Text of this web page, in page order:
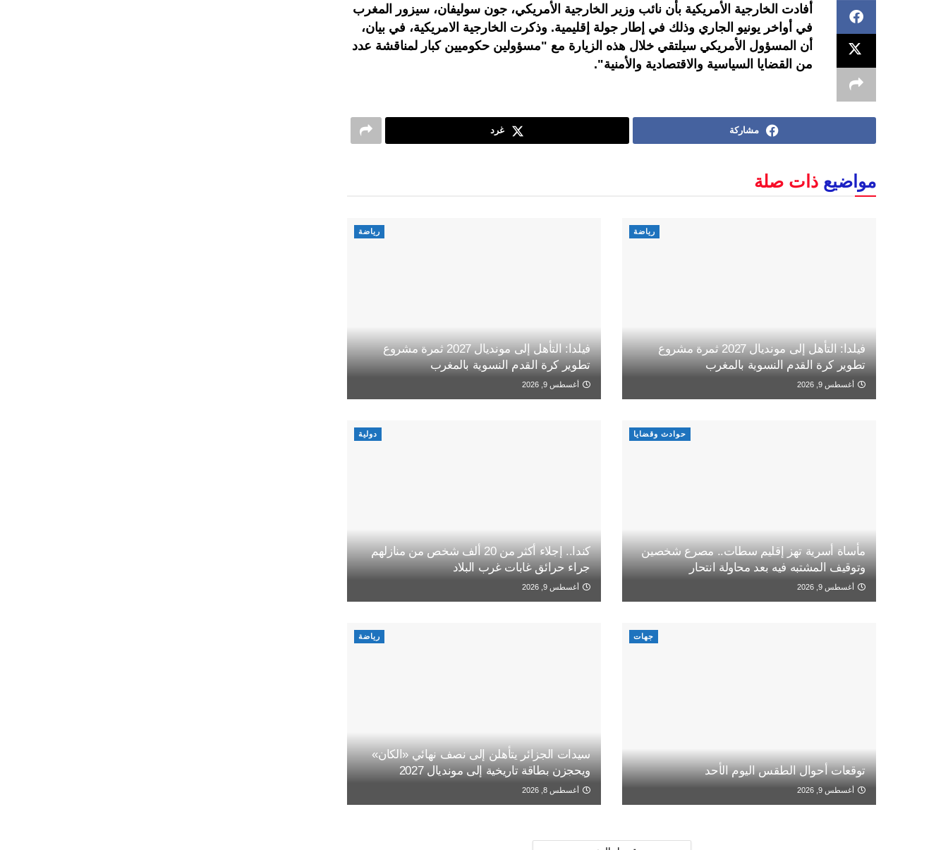
أفادت الخارجية الأمريكية بأن نائب وزير الخارجية الأمريكي، جون سوليفان، سيزور المغرب
في أواخر يونيو الجاري وذلك في إطار جولة إقليمية. وذكرت الخارجية الامريكية، في بيان،
أن المسؤول الأمريكي سيلتقي خلال هذه الزيارة مع "مسؤولين حكوميين كبار لمناقشة عدد
من القضايا السياسية والاقتصادية والأمنية".
مشاركة غرد
مواضيع ذات صلة
رياضة
فيلدا: التأهل إلى مونديال 2027 ثمرة مشروع
تطوير كرة القدم النسوية بالمغرب
أغسطس 9, 2026
رياضة
فيلدا: التأهل إلى مونديال 2027 ثمرة مشروع
تطوير كرة القدم النسوية بالمغرب
أغسطس 9, 2026
حوادث وقضايا
مأساة أسرية تهز إقليم سطات.. مصرع شخصين
وتوقيف المشتبه فيه بعد محاولة انتحار
أغسطس 9, 2026
دولية
كندا.. إجلاء أكثر من 20 ألف شخص من منازلهم
جراء حرائق غابات غرب البلاد
أغسطس 9, 2026
جهات
توقعات أحوال الطقس اليوم الأحد
أغسطس 9, 2026
رياضة
سيدات الجزائر يتأهلن إلى نصف نهائي «الكان»
ويحجزن بطاقة تاريخية إلى مونديال 2027
أغسطس 8, 2026